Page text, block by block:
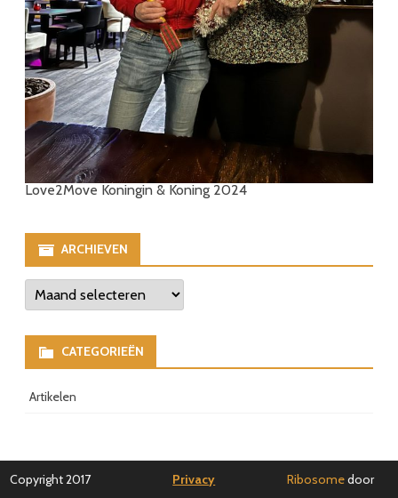
Love2Move Koningin & Koning 2024
ARCHIEVEN
Archieven
CATEGORIEËN
Artikelen
Copyright 2017 Privacy Ribosomedoor